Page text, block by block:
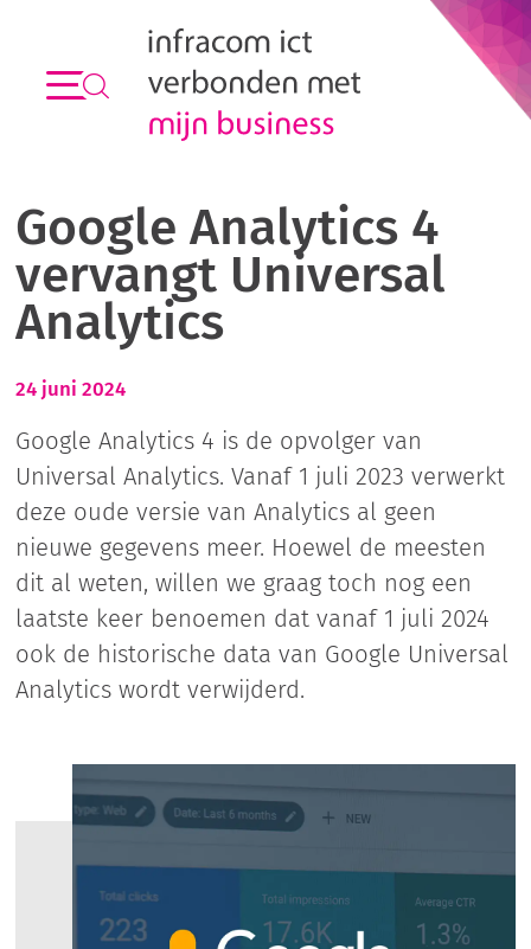
Google Analytics 4
vervangt Universal
Analytics
24 juni 2024
Google Analytics 4 is de opvolger van
Universal Analytics. Vanaf 1 juli 2023 verwerkt
deze oude versie van Analytics al geen
nieuwe gegevens meer. Hoewel de meesten
dit al weten, willen we graag toch nog een
laatste keer benoemen dat vanaf 1 juli 2024
ook de historische data van Google Universal
Analytics wordt verwijderd.